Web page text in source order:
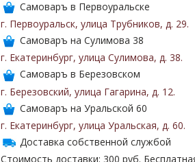
Самоваръ в Первоуральске
г. Первоуральск, улица Трубников, д. 29.
Самоваръ на Сулимова 38
г. Екатеринбург, улица Сулимова, д. 38.
Самоваръ в Березовском
г. Березовский, улица Гагарина, д. 12.
Самоваръ на Уральской 60
г. Екатеринбург, улица Уральская, д. 60.
Доставка собственной службой
Стоимость доставки: 300 руб.